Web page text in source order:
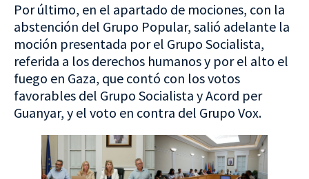
Por último, en el apartado de mociones, con la
abstención del Grupo Popular, salió adelante la
moción presentada por el Grupo Socialista,
referida a los derechos humanos y por el alto el
fuego en Gaza, que contó con los votos
favorables del Grupo Socialista y Acord per
Guanyar, y el voto en contra del Grupo Vox.